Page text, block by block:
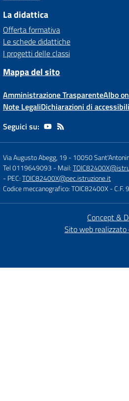
La didattica
Offerta formativa
Le schede didattiche
I progetti delle classi
Mappa del sito
Amministrazione TrasparenteAlbo
Note LegaliDichiarazioni di
Seguici su:
Via Augusto Abegg, 19 -10050
Tel 0119649093 - Mail:
- PEC:TOIC82400X@pec.istruzione.it
Codice meccanografico: TOIC82400X- C.F.
Concept &
Sito web realizzato